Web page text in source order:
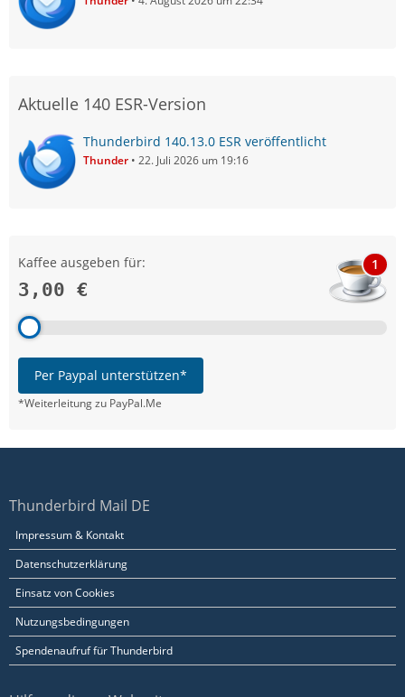
Aktuelle 140 ESR-Version
Thunderbird 140.13.0 ESR veröffentlicht
Thunder 22. Juli 2026 um 19:16
Kaffee ausgeben für:
3,00 €
1
Per Paypal unterstützen*
*Weiterleitung zu PayPal.Me
Thunderbird Mail DE
Impressum & Kontakt
Datenschutzerklärung
Einsatz von Cookies
Nutzungsbedingungen
Spendenaufruf für Thunderbird